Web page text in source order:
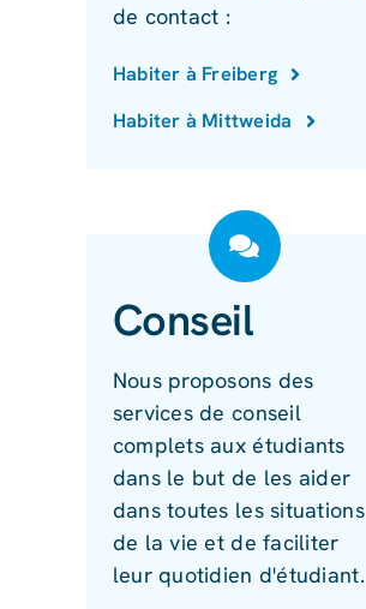
de contact :
Habiter à Freiberg
Habiter à Mittweida
Conseil
Nous proposons des
services de conseil
complets aux étudiants
dans le but de les aider
dans toutes les situations
de la vie et de faciliter
leur quotidien d'étudiant.